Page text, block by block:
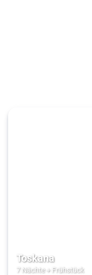
Toskana
7 Nächte+ Frühstück